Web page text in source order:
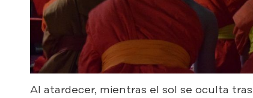
Al atardecer, mientras el sol se oculta